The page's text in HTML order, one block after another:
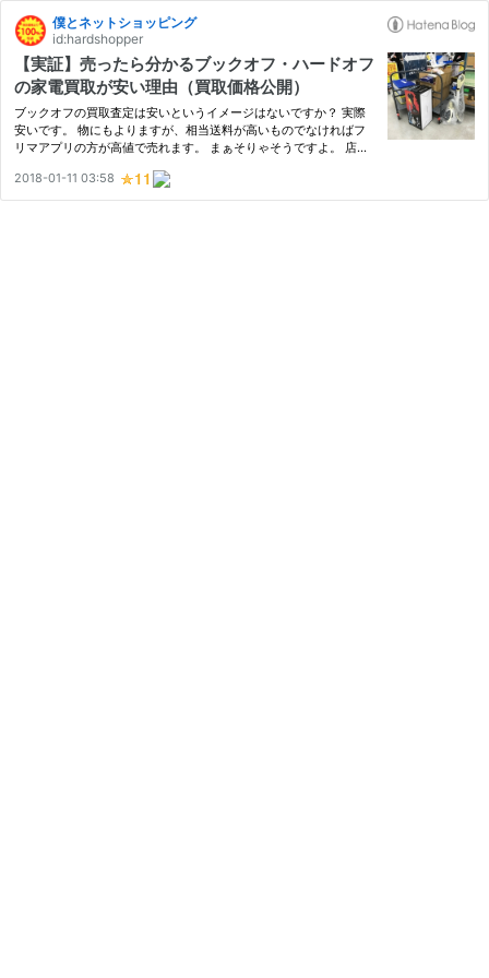
僕とネットショッピング
id:hardshopper
【実証】売ったら分かるブックオフ・ハードオフ
の家電買取が安い理由（買取価格公開）
ブックオフの買取査定は安いというイメージはないですか？ 実際
安いです。 物にもよりますが、相当送料が高いものでなければフ
リマアプリの方が高値で売れます。 まぁそりゃそうですよ。 店舗
分が悪すぎるとは思います。 そして今回は、年末の大掃除で不要
に…
2018-01-11 03:58